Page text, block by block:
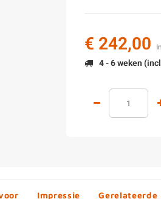
€ 242,00
4 - 6 weken
Impressie Gerelateerde